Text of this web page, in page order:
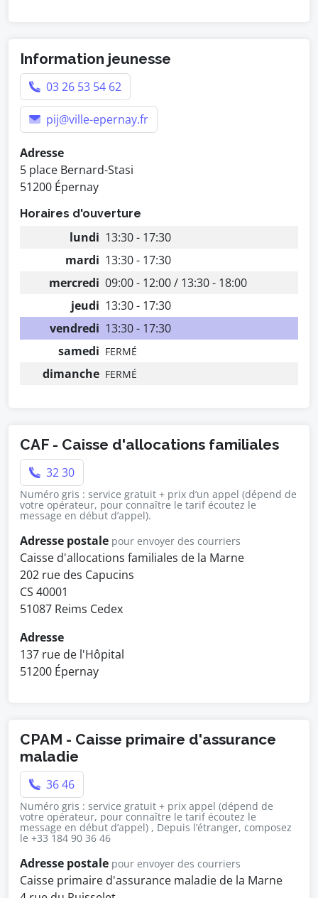
Information jeunesse
03 26 53 54 62
pij@ville-epernay.fr
Adresse
5 place Bernard-Stasi
51200 Épernay
Horaires d'ouverture
lundi 13:30 - 17:30
mardi 13:30 - 17:30
mercredi 09:00 - 12:00 / 13:30 - 18:00
jeudi 13:30 - 17:30
vendredi 13:30 - 17:30
samedi FERMÉ
dimanche FERMÉ
CAF - Caisse d'allocations familiales
32 30
Numéro gris : service gratuit + prix d’un appel (dépend de
votre opérateur, pour connaître le tarif écoutez le
message en début d’appel).
Adresse postale pour envoyer des courriers
Caisse d'allocations familiales de la Marne
202 rue des Capucins
CS 40001
51087 Reims Cedex
Adresse
137 rue de l'Hôpital
51200 Épernay
CPAM - Caisse primaire d'assurance
maladie
36 46
Numéro gris : service gratuit + prix appel (dépend de
votre opérateur, pour connaître le tarif écoutez le
message en début d’appel) , Depuis l’étranger, composez
le +33 184 90 36 46
Adresse postale pour envoyer des courriers
Caisse primaire d'assurance maladie de la Marne